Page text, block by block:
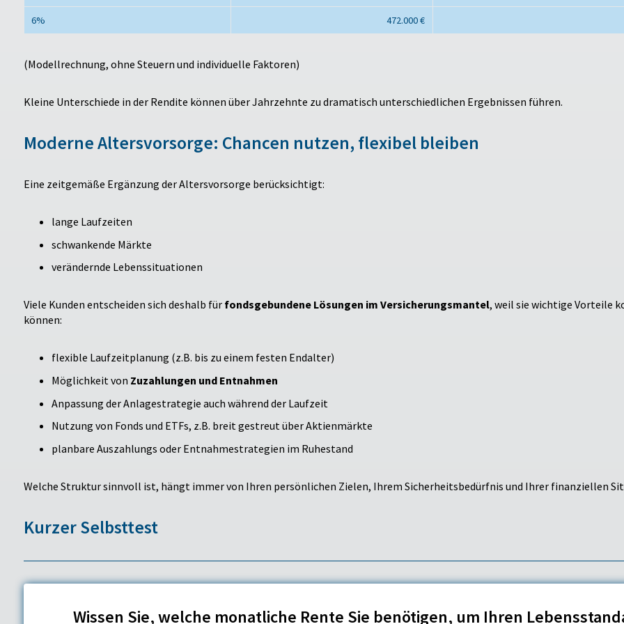
6% 472.000 €
(Modellrechnung, ohne Steuern und individuelle Faktoren)
Kleine Unterschiede in der Rendite können über Jahrzehnte zu dramatisch unterschiedlichen Ergebnissen führen.
Moderne Altersvorsorge: Chancen nutzen, flexibel bleiben
Eine zeitgemäße Ergänzung der Altersvorsorge berücksichtigt:
lange Laufzeiten
schwankende Märkte
verändernde Lebenssituationen
Viele Kunden entscheiden sich deshalb für fondsgebundene Lösungen im Versicherungsmantel, weil sie wichtige Vorteile
können:
flexible Laufzeitplanung (z.B. bis zu einem festen Endalter)
Möglichkeit von Zuzahlungen und Entnahmen
Anpassung der Anlagestrategie auch während der Laufzeit
Nutzung von Fonds und ETFs, z.B. breit gestreut über Aktienmärkte
planbare Auszahlungs oder Entnahmestrategien im Ruhestand
Welche Struktur sinnvoll ist, hängt immer von Ihren persönlichen Zielen, Ihrem Sicherheitsbedürfnis und Ihrer finanziellen
Kurzer Selbsttest
Wissen Sie, welche monatliche Rente Sie benötigen, um Ihren